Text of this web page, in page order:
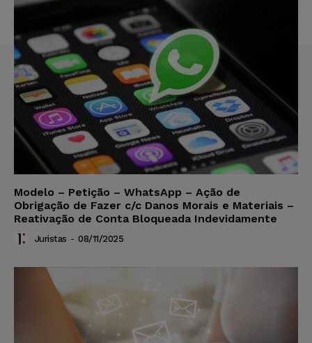
Modelo – Petição – WhatsApp – Ação de
Obrigação de Fazer c/c Danos Morais e Materiais –
Reativação de Conta Bloqueada Indevidamente
Juristas - 08/11/2025